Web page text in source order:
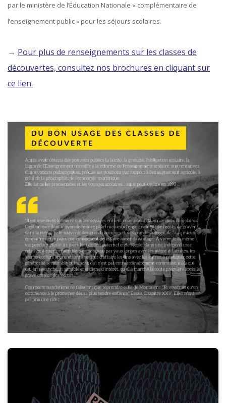
par le ministère de l’Éducation Nationale « complémentaire de
l’enseignement public » pour les séjours scolaires.
→ Pour plus de renseignements sur les classes de
découvertes, consultez nos brochures en cliquant sur
ce lien.